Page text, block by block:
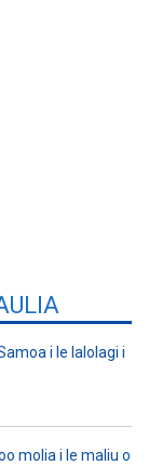
i le lalolagi i
molia i le maliu o